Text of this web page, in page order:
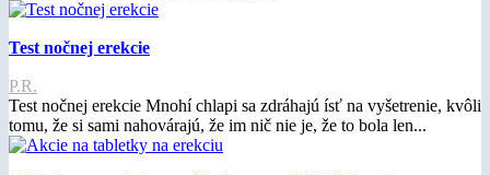
Test nočnej erekcie
P.R.
Test nočnej erekcie Mnohí chlapi sa zdráhajú ísť na vyšetrenie, kvôli
tomu, že si sami nahovárajú, že im nič nie je, že to bola len...